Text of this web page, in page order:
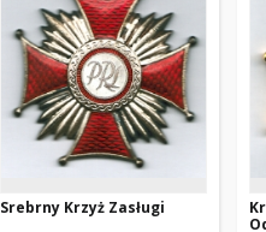
Srebrny Krzyż Zasługi